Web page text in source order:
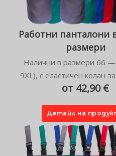
Работни панталони
размери
Налични в размери 66
9XL), с еластичен колан
от 42,90 €
Детайл на